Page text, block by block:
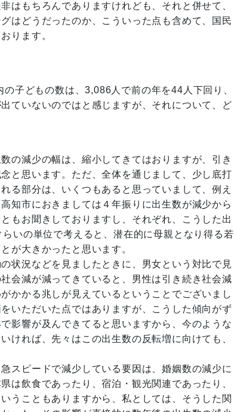
もちろんでありますけれども、それと併せて、
はどうだったのか、こういった点も含めて、国民
ります。
子どもの数は、3,086人で前の年を44人下回り、
ていないのではと感じますが、それについて、ど
の減少の幅は、縮小してきてはおりますが、引き
と思います。ただ、全体を通じまして、少し底打
る部分は、いくつもあると思っていまして、例え
知市におきましては４年振りに出生数が減少から
もお聞きしておりますし、それぞれ、こうした出
いの単位で考えると、潜在的に母親となり得る若
が大きかったと思います。
状況などを見ましたときに、男女という対比で見
会減が減ってきていると、男性は引き続き社会減
かかる兆しが見えているということでございまし
いただいた点ではありますが、こうした傾向がず
影響が及んできてると思いますから、今のような
ければ、先々はこの出生数の反転増に向けても、
スピードで減少している要因は、婚姻数の減少に
は飲食であったり、宿泊・観光関連であったり、
うこともありますから、私としては、そうした関